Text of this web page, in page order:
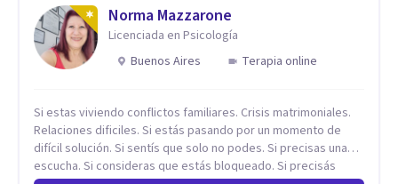
Norma Mazzarone
Licenciada en Psicología
Buenos Aires
Terapia online
Si estas viviendo conflictos familiares. Crisis matrimoniales.
Relaciones dificiles. Si estás pasando por un momento de
difícil solución. Si sentís que solo no podes. Si precisas una
escucha. Si consideras que estás bloqueado. Si precisás